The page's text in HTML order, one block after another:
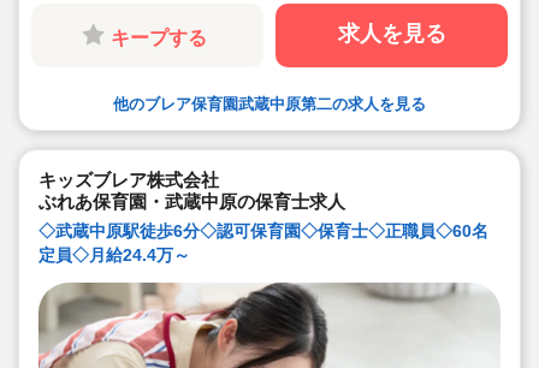
キープする 求人を見る
他のブレア保育園武蔵中原第二の求人を見る
キッズブレア株式会社
ぶれあ保育園・武蔵中原の保育士求人
◇武蔵中原駅徒歩6分◇認可保育園◇保育士◇正職員◇60名
定員◇月給24.4万～